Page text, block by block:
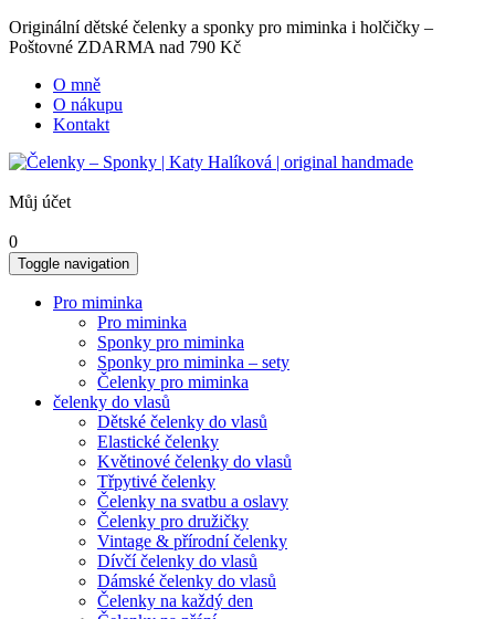
Originální dětské čelenky a sponky pro miminka i holčičky –
Poštovné ZDARMA nad 790 Kč
O mně
O nákupu
Kontakt
Můj účet
0
Toggle navigation
Pro miminka
Pro miminka
Sponky pro miminka
Sponky pro miminka – sety
Čelenky pro miminka
čelenky do vlasů
Dětské čelenky do vlasů
Elastické čelenky
Květinové čelenky do vlasů
Třpytivé čelenky
Čelenky na svatbu a oslavy
Čelenky pro družičky
Vintage & přírodní čelenky
Dívčí čelenky do vlasů
Dámské čelenky do vlasů
Čelenky na každý den